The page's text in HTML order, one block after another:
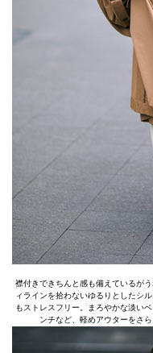
襟付きできちんと感も備えているが
ィラインを拾わないゆるりとしたシ
もストレスフリー。まろやかな淡い
ンチなど、軽めアウターをさ